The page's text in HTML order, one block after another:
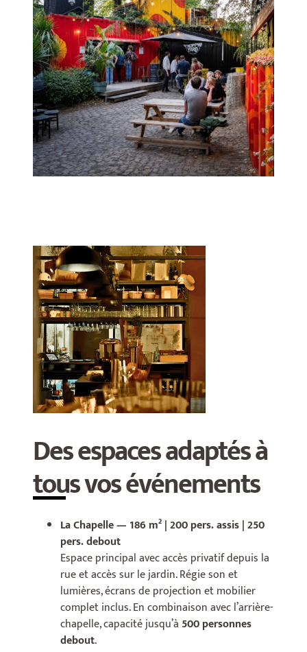
Café A
Des espaces adaptés à
tous vos événements
La Chapelle — 186 m² | 200 pers. assis | 250
pers. debout
Espace principal avec accès privatif depuis la
rue et accès sur le jardin. Régie son et
lumières, écrans de projection et mobilier
complet inclus. En combinaison avec l’arrière-
chapelle, capacité jusqu’à 500 personnes
debout.